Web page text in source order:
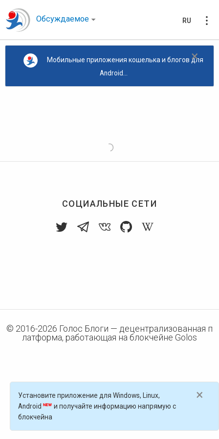
Обсуждаемое RU
×
Мобильные приложения кошелька и блогов для
Android...
СОЦИАЛЬНЫЕ СЕТИ
© 2016-2026 Голос Блоги — децентрализованная п
латформа, работающая на блокчейне Golos
×
Установите приложение для Windows, Linux,
Android
и получайте информацию напрямую с
блокчейна